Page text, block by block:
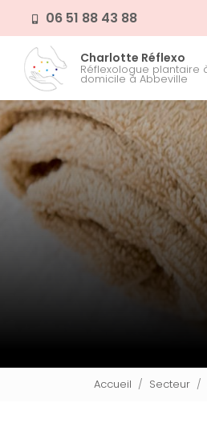
contenu
principal
06 51 88 43 88
Charlotte Réflexo
Réflexologue plantaire à
domicile à Abbeville
Accueil Secteur